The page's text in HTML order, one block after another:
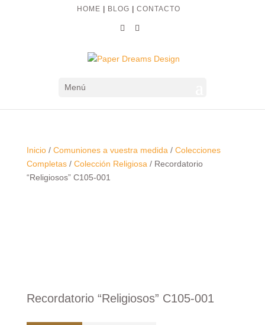
HOME BLOG CONTACTO
Menú
Inicio/ Comuniones a vuestra medida / Colecciones
Completas/ Colección Religiosa / Recordatorio
“Religiosos” C105-001
Recordatorio “Religiosos” C105-001